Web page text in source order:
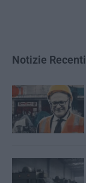
Notizie Recenti